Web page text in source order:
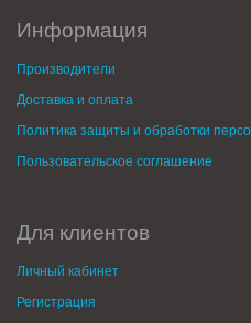
Информация
Производители
Доставка и оплата
Политика защиты и обработки
Пользовательское соглашение
Для клиентов
Личный кабинет
Регистрация